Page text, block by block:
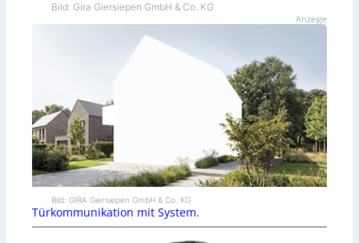
Bild: Gira Giersiepen GmbH & Co. KG
Anzeige
Bild: GIRA Giersiepen GmbH & Co. KG
Türkommunikation mit System.